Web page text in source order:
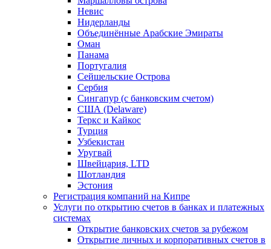
Нeвис
Нидерланды
Объединённые Арабские Эмираты
Оман
Панама
Португалия
Сейшельские Острова
Сербия
Сингапур (c банковским счетом)
США (Delaware)
Теркс и Кайкос
Турция
Узбекистан
Уругвай
Швейцария, LTD
Шотландия
Эстония
Регистрация компаний на Кипре
Услуги по открытию счетов в банках и платежных
системах
Открытие банковских счетов за рубежом
Открытие личных и корпоративных счетов в